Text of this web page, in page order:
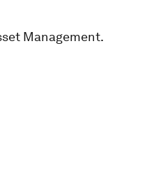
Management.